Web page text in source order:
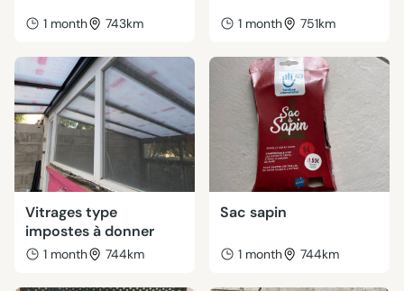
1 month 743km 1 month 751km
Vitrages type
impostes à donner
1 month 744km
Sac sapin
1 month 744km